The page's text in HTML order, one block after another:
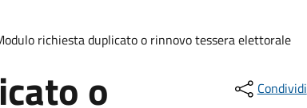
richiesta duplicato o rinnovo tessera elettorale
o Condividi